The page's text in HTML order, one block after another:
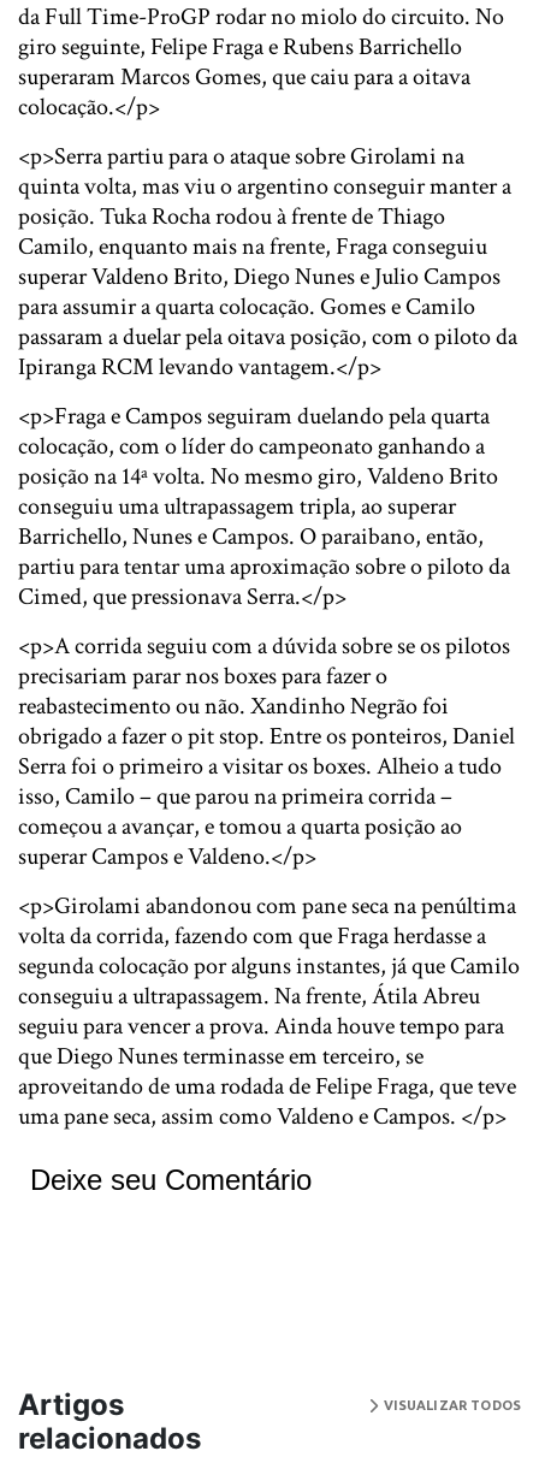
da Full Time-ProGP rodar no miolo do circuito. No
giro seguinte, Felipe Fraga e Rubens Barrichello
superaram Marcos Gomes, que caiu para a oitava
colocação.</p>
<p>Serra partiu para o ataque sobre Girolami na
quinta volta, mas viu o argentino conseguir manter a
posição. Tuka Rocha rodou à frente de Thiago
Camilo, enquanto mais na frente, Fraga conseguiu
superar Valdeno Brito, Diego Nunes e Julio Campos
para assumir a quarta colocação. Gomes e Camilo
passaram a duelar pela oitava posição, com o piloto da
Ipiranga RCM levando vantagem.</p>
<p>Fraga e Campos seguiram duelando pela quarta
colocação, com o líder do campeonato ganhando a
posição na 14ª volta. No mesmo giro, Valdeno Brito
conseguiu uma ultrapassagem tripla, ao superar
Barrichello, Nunes e Campos. O paraibano, então,
partiu para tentar uma aproximação sobre o piloto da
Cimed, que pressionava Serra.</p>
<p>A corrida seguiu com a dúvida sobre se os pilotos
precisariam parar nos boxes para fazer o
reabastecimento ou não. Xandinho Negrão foi
obrigado a fazer o pit stop. Entre os ponteiros, Daniel
Serra foi o primeiro a visitar os boxes. Alheio a tudo
isso, Camilo – que parou na primeira corrida –
começou a avançar, e tomou a quarta posição ao
superar Campos e Valdeno.</p>
<p>Girolami abandonou com pane seca na penúltima
volta da corrida, fazendo com que Fraga herdasse a
segunda colocação por alguns instantes, já que Camilo
conseguiu a ultrapassagem. Na frente, Átila Abreu
seguiu para vencer a prova. Ainda houve tempo para
que Diego Nunes terminasse em terceiro, se
aproveitando de uma rodada de Felipe Fraga, que teve
uma pane seca, assim como Valdeno e Campos. </p>
Deixe seu Comentário
Artigos
relacionados
VISUALIZAR TODOS